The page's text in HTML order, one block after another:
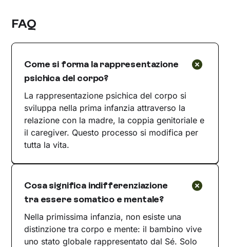
FAQ
Come si forma la rappresentazione
psichica del corpo?
La rappresentazione psichica del corpo si
sviluppa nella prima infanzia attraverso la
relazione con la madre, la coppia genitoriale e
il caregiver. Questo processo si modifica per
tutta la vita.
Cosa significa indifferenziazione
tra essere somatico e mentale?
Nella primissima infanzia, non esiste una
distinzione tra corpo e mente: il bambino vive
uno stato globale rappresentato dal Sé. Solo